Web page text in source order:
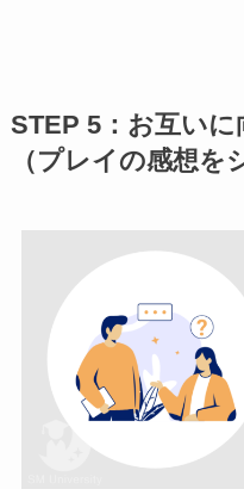
STEP 5：お互い
（プレイの感想を